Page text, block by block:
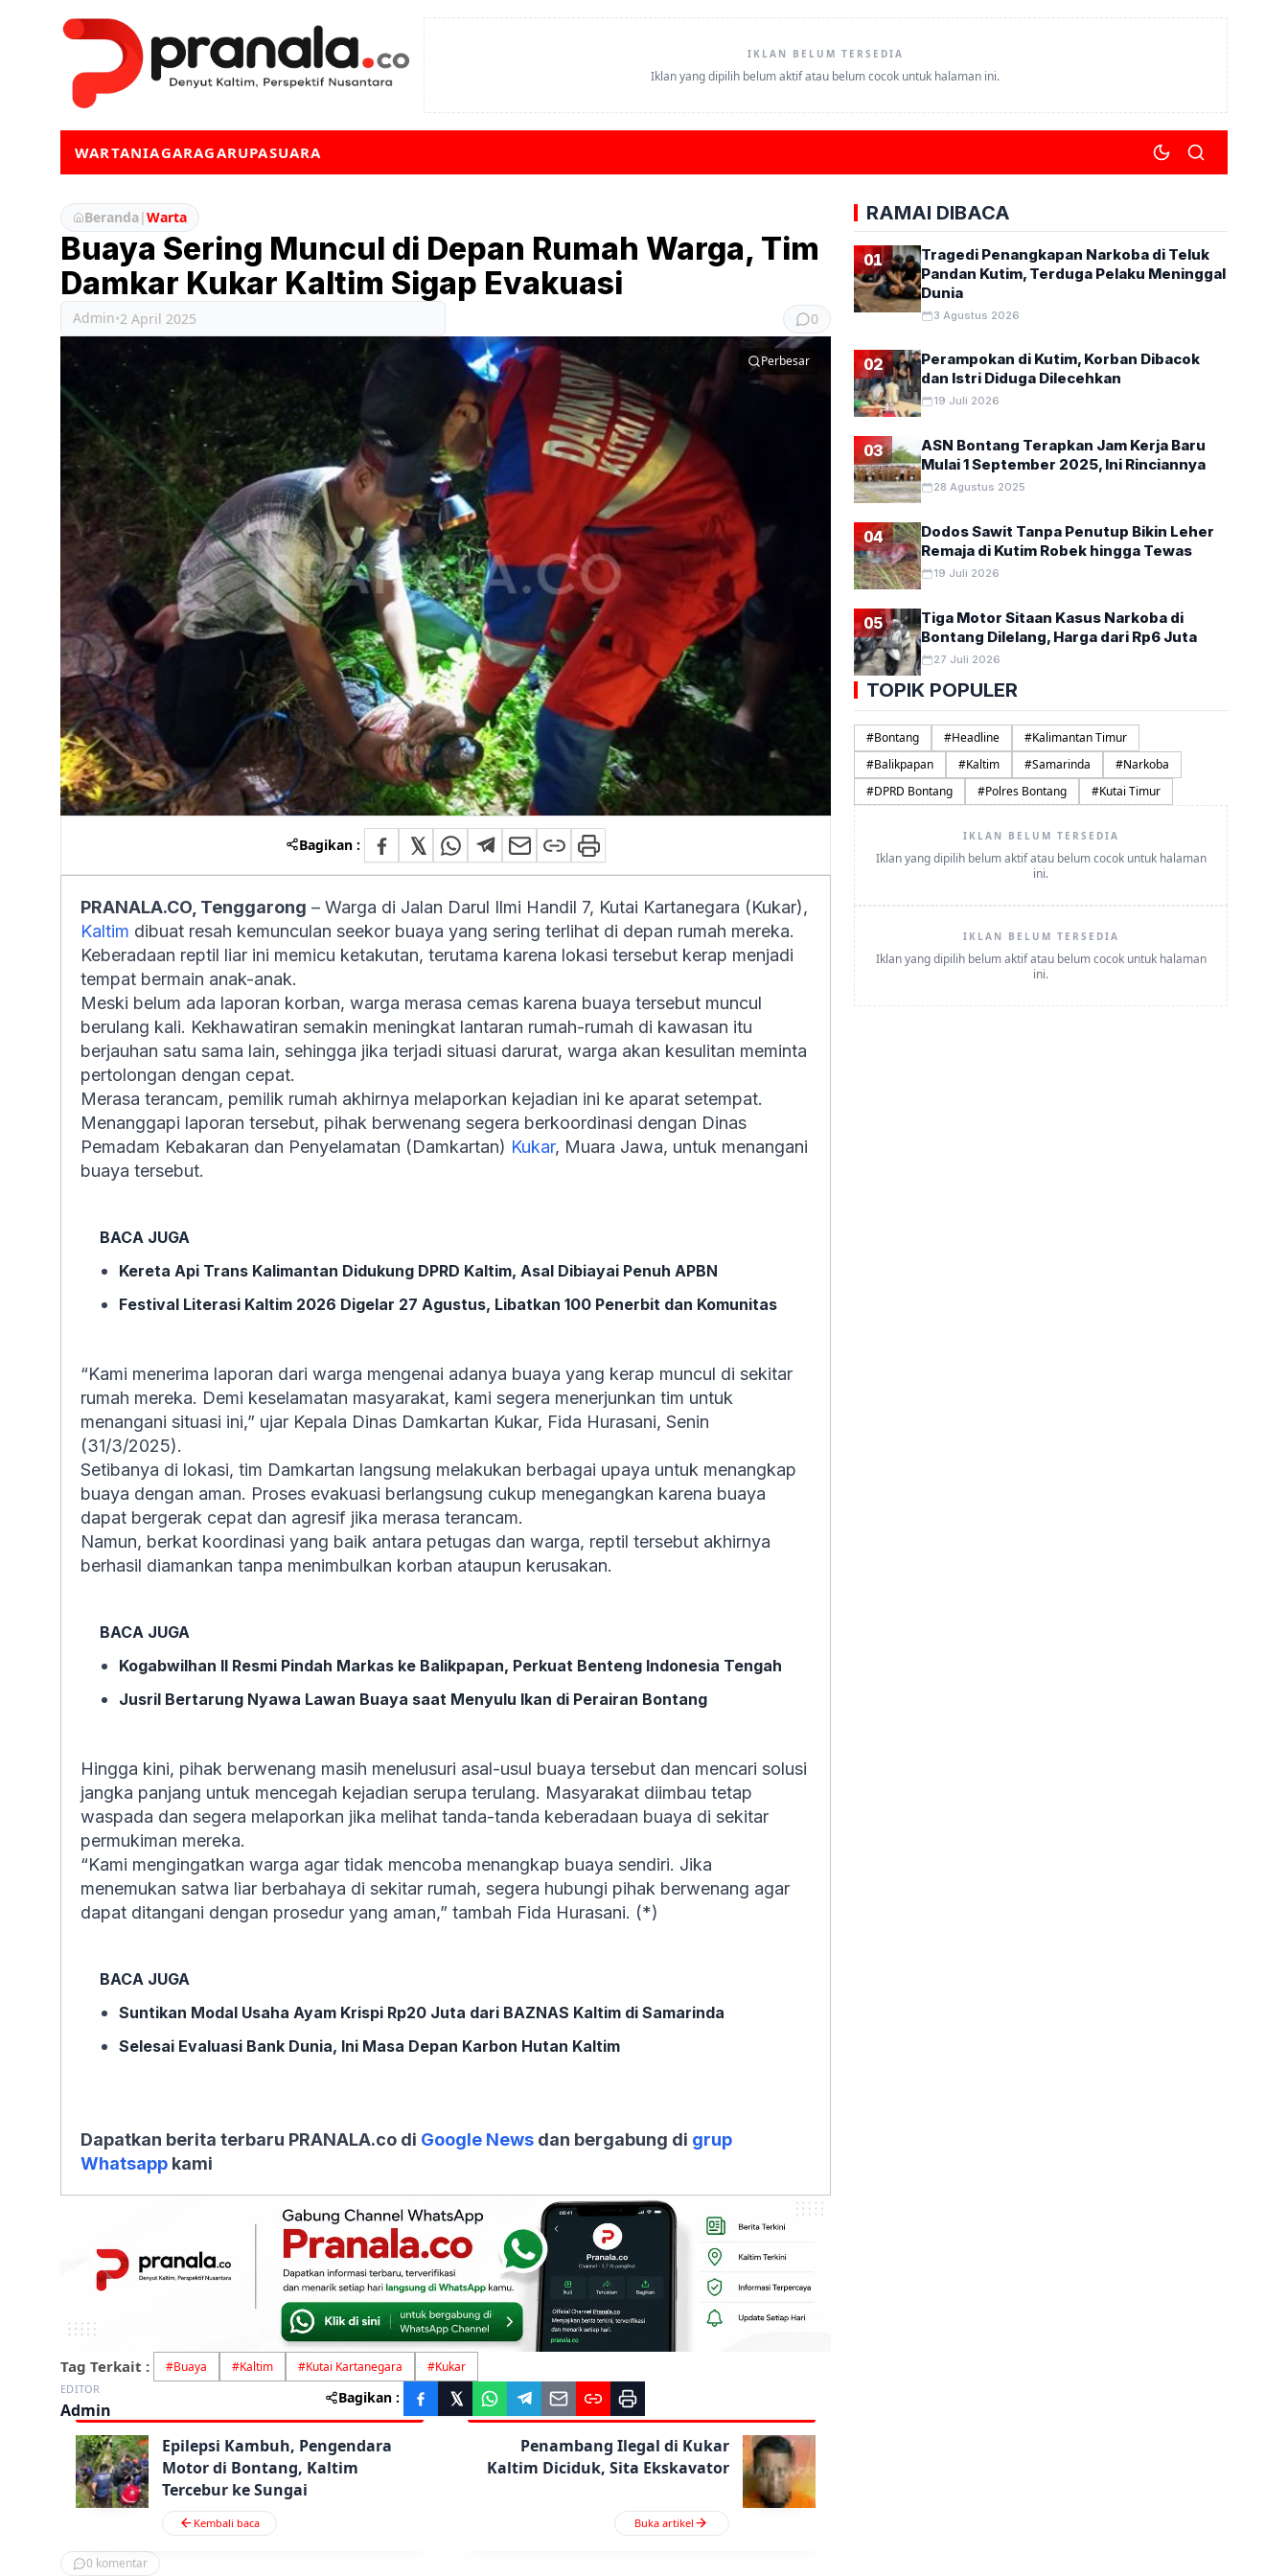
IKLAN BELUM TERSEDIA
Iklan yang dipilih belum aktif atau belum cocok untuk halaman ini.
WARTANIAGARAGARUPASUARA
Beranda|Warta
Buaya Sering Muncul di Depan Rumah Warga, Tim
Damkar Kukar Kaltim Sigap Evakuasi
Admin•2 April 2025 0
Perbesar
Bagikan :
PRANALA.CO, Tenggarong – Warga di Jalan Darul Ilmi Handil 7, Kutai Kartanegara (Kukar),
Kaltim dibuat resah kemunculan seekor buaya yang sering terlihat di depan rumah mereka.
Keberadaan reptil liar ini memicu ketakutan, terutama karena lokasi tersebut kerap menjadi
tempat bermain anak-anak.
Meski belum ada laporan korban, warga merasa cemas karena buaya tersebut muncul
berulang kali. Kekhawatiran semakin meningkat lantaran rumah-rumah di kawasan itu
berjauhan satu sama lain, sehingga jika terjadi situasi darurat, warga akan kesulitan meminta
pertolongan dengan cepat.
Merasa terancam, pemilik rumah akhirnya melaporkan kejadian ini ke aparat setempat.
Menanggapi laporan tersebut, pihak berwenang segera berkoordinasi dengan Dinas
Pemadam Kebakaran dan Penyelamatan (Damkartan) Kukar, Muara Jawa, untuk menangani
buaya tersebut.
BACA JUGA
Kereta Api Trans Kalimantan Didukung DPRD Kaltim, Asal Dibiayai Penuh APBN
Festival Literasi Kaltim 2026 Digelar 27 Agustus, Libatkan 100 Penerbit dan Komunitas
“Kami menerima laporan dari warga mengenai adanya buaya yang kerap muncul di sekitar
rumah mereka. Demi keselamatan masyarakat, kami segera menerjunkan tim untuk
menangani situasi ini,” ujar Kepala Dinas Damkartan Kukar, Fida Hurasani, Senin
(31/3/2025).
Setibanya di lokasi, tim Damkartan langsung melakukan berbagai upaya untuk menangkap
buaya dengan aman. Proses evakuasi berlangsung cukup menegangkan karena buaya
dapat bergerak cepat dan agresif jika merasa terancam.
Namun, berkat koordinasi yang baik antara petugas dan warga, reptil tersebut akhirnya
berhasil diamankan tanpa menimbulkan korban ataupun kerusakan.
BACA JUGA
Kogabwilhan II Resmi Pindah Markas ke Balikpapan, Perkuat Benteng Indonesia Tengah
Jusril Bertarung Nyawa Lawan Buaya saat Menyulu Ikan di Perairan Bontang
Hingga kini, pihak berwenang masih menelusuri asal-usul buaya tersebut dan mencari solusi
jangka panjang untuk mencegah kejadian serupa terulang. Masyarakat diimbau tetap
waspada dan segera melaporkan jika melihat tanda-tanda keberadaan buaya di sekitar
permukiman mereka.
“Kami mengingatkan warga agar tidak mencoba menangkap buaya sendiri. Jika
menemukan satwa liar berbahaya di sekitar rumah, segera hubungi pihak berwenang agar
dapat ditangani dengan prosedur yang aman,” tambah Fida Hurasani. (*)
BACA JUGA
Suntikan Modal Usaha Ayam Krispi Rp20 Juta dari BAZNAS Kaltim di Samarinda
Selesai Evaluasi Bank Dunia, Ini Masa Depan Karbon Hutan Kaltim
Dapatkan berita terbaru PRANALA.co di Google News dan bergabung di grup
Whatsapp kami
Tag Terkait : #Buaya #Kaltim #Kutai Kartanegara #Kukar
EDITOR
Admin
Bagikan :
Epilepsi Kambuh, Pengendara
Motor di Bontang, Kaltim
Tercebur ke Sungai
Kembali baca
Penambang Ilegal di Kukar
Kaltim Diciduk, Sita Ekskavator
Buka artikel
0 komentar
RAMAI DIBACA
01
Tragedi Penangkapan Narkoba di Teluk
Pandan Kutim, Terduga Pelaku Meninggal
Dunia
3 Agustus 2026
02
Perampokan di Kutim, Korban Dibacok
dan Istri Diduga Dilecehkan
19 Juli 2026
03
ASN Bontang Terapkan Jam Kerja Baru
Mulai 1 September 2025, Ini Rinciannya
28 Agustus 2025
04
Dodos Sawit Tanpa Penutup Bikin Leher
Remaja di Kutim Robek hingga Tewas
19 Juli 2026
05
Tiga Motor Sitaan Kasus Narkoba di
Bontang Dilelang, Harga dari Rp6 Juta
27 Juli 2026
TOPIK POPULER
#Bontang #Headline #Kalimantan Timur
#Balikpapan #Kaltim #Samarinda #Narkoba
#DPRD Bontang #Polres Bontang #Kutai Timur
IKLAN BELUM TERSEDIA
Iklan yang dipilih belum aktif atau belum cocok untuk halaman
ini.
IKLAN BELUM TERSEDIA
Iklan yang dipilih belum aktif atau belum cocok untuk halaman
ini.